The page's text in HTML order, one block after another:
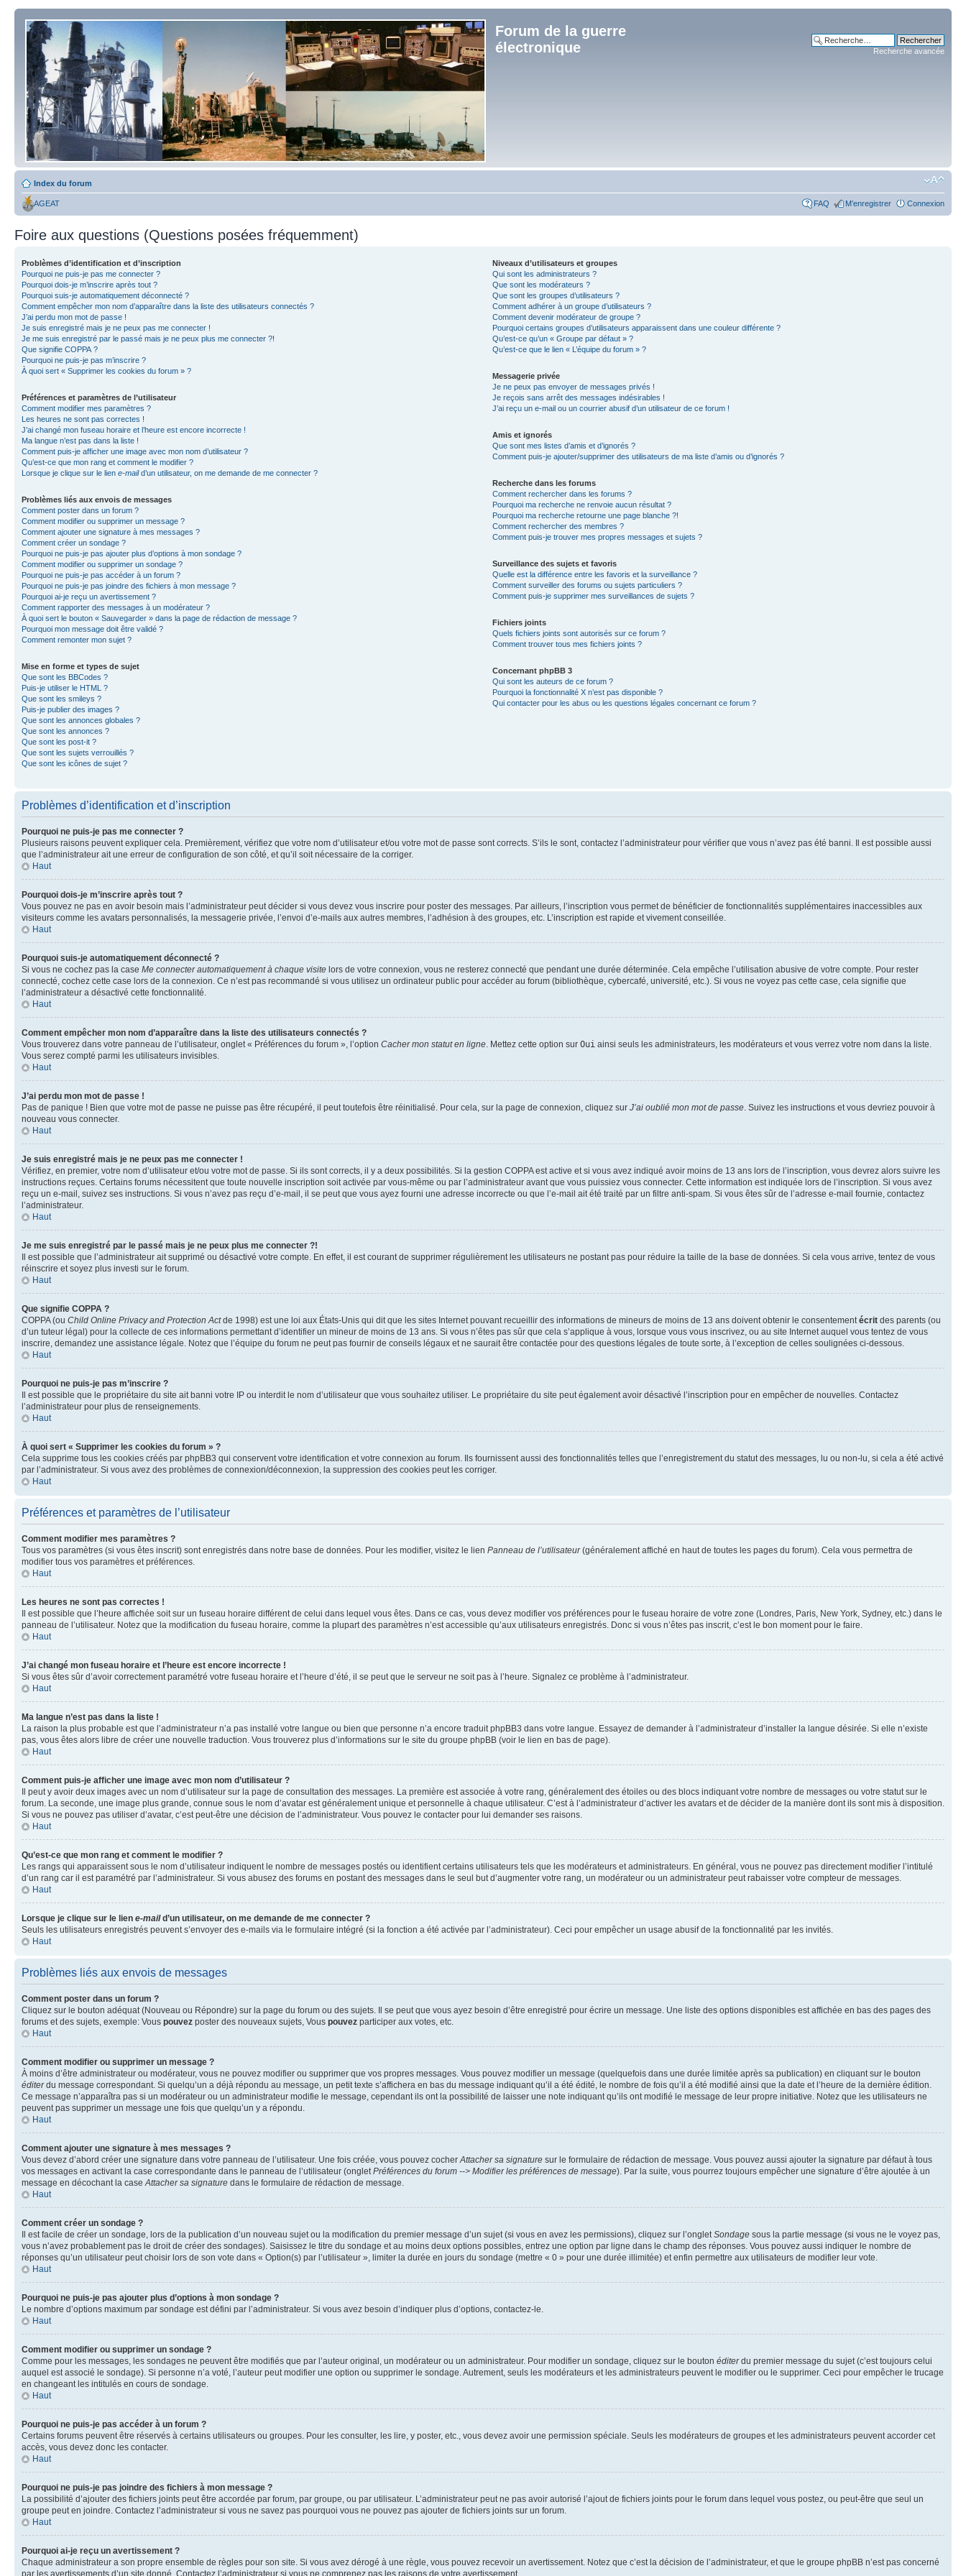
Forum de la guerre
électronique
Recherche avancée
Index du forum
AGEAT FAQ M’enregistrer Connexion
Foire aux questions (Questions posées fréquemment)
Problèmes d’identification et d’inscription
Pourquoi ne puis-je pas me connecter ?
Pourquoi dois-je m’inscrire après tout ?
Pourquoi suis-je automatiquement déconnecté ?
Comment empêcher mon nom d’apparaître dans la liste des utilisateurs connectés ?
J’ai perdu mon mot de passe !
Je suis enregistré mais je ne peux pas me connecter !
Je me suis enregistré par le passé mais je ne peux plus me connecter ?!
Que signifie COPPA ?
Pourquoi ne puis-je pas m’inscrire ?
À quoi sert « Supprimer les cookies du forum » ?
Préférences et paramètres de l’utilisateur
Comment modifier mes paramètres ?
Les heures ne sont pas correctes !
J’ai changé mon fuseau horaire et l’heure est encore incorrecte !
Ma langue n’est pas dans la liste !
Comment puis-je afficher une image avec mon nom d’utilisateur ?
Qu’est-ce que mon rang et comment le modifier ?
Lorsque je clique sur le lien e-maild’un utilisateur, on me demande de me connecter ?
Problèmes liés aux envois de messages
Comment poster dans un forum ?
Comment modifier ou supprimer un message ?
Comment ajouter une signature à mes messages ?
Comment créer un sondage ?
Pourquoi ne puis-je pas ajouter plus d’options à mon sondage ?
Comment modifier ou supprimer un sondage ?
Pourquoi ne puis-je pas accéder à un forum ?
Pourquoi ne puis-je pas joindre des fichiers à mon message ?
Pourquoi ai-je reçu un avertissement ?
Comment rapporter des messages à un modérateur ?
À quoi sert le bouton « Sauvegarder » dans la page de rédaction de message ?
Pourquoi mon message doit être validé ?
Comment remonter mon sujet ?
Mise en forme et types de sujet
Que sont les BBCodes ?
Puis-je utiliser le HTML ?
Que sont les smileys ?
Puis-je publier des images ?
Que sont les annonces globales ?
Que sont les annonces ?
Que sont les post-it ?
Que sont les sujets verrouillés ?
Que sont les icônes de sujet ?
Niveaux d’utilisateurs et groupes
Qui sont les administrateurs ?
Que sont les modérateurs ?
Que sont les groupes d’utilisateurs ?
Comment adhérer à un groupe d’utilisateurs ?
Comment devenir modérateur de groupe ?
Pourquoi certains groupes d’utilisateurs apparaissent dans une couleur différente ?
Qu’est-ce qu’un « Groupe par défaut » ?
Qu’est-ce que le lien « L’équipe du forum » ?
Messagerie privée
Je ne peux pas envoyer de messages privés !
Je reçois sans arrêt des messages indésirables !
J’ai reçu un e-mail ou un courrier abusif d’un utilisateur de ce forum !
Amis et ignorés
Que sont mes listes d’amis et d’ignorés ?
Comment puis-je ajouter/supprimer des utilisateurs de ma liste d’amis ou d’ignorés ?
Recherche dans les forums
Comment rechercher dans les forums ?
Pourquoi ma recherche ne renvoie aucun résultat ?
Pourquoi ma recherche retourne une page blanche ?!
Comment rechercher des membres ?
Comment puis-je trouver mes propres messages et sujets ?
Surveillance des sujets et favoris
Quelle est la différence entre les favoris et la surveillance ?
Comment surveiller des forums ou sujets particuliers ?
Comment puis-je supprimer mes surveillances de sujets ?
Fichiers joints
Quels fichiers joints sont autorisés sur ce forum ?
Comment trouver tous mes fichiers joints ?
Concernant phpBB 3
Qui sont les auteurs de ce forum ?
Pourquoi la fonctionnalité X n’est pas disponible ?
Qui contacter pour les abus ou les questions légales concernant ce forum ?
Problèmes d’identification et d’inscription
Pourquoi ne puis-je pas me connecter ?
Plusieurs raisons peuvent expliquer cela. Premièrement, vérifiez que votre nom d’utilisateur et/ou votre mot de passe sont corrects. S’ils le sont, contactez l’administrateur pour vérifier que vous n’avez pas été banni. Il est possible aussi
que l’administrateur ait une erreur de configuration de son côté, et qu’il soit nécessaire de la corriger.
Haut
Pourquoi dois-je m’inscrire après tout ?
Vous pouvez ne pas en avoir besoin mais l’administrateur peut décider si vous devez vous inscrire pour poster des messages. Par ailleurs, l’inscription vous permet de bénéficier de fonctionnalités supplémentaires inaccessibles aux
visiteurs comme les avatars personnalisés, la messagerie privée, l’envoi d’e-mails aux autres membres, l’adhésion à des groupes, etc. L’inscription est rapide et vivement conseillée.
Haut
Pourquoi suis-je automatiquement déconnecté ?
Si vous ne cochez pas la case Me connecter automatiquement à chaque visite lors de votre connexion, vous ne resterez connecté que pendant une durée déterminée. Cela empêche l’utilisation abusive de votre compte. Pour rester
connecté, cochez cette case lors de la connexion. Ce n’est pas recommandé si vous utilisez un ordinateur public pour accéder au forum (bibliothèque, cybercafé, université, etc.). Si vous ne voyez pas cette case, cela signifie que
l’administrateur a désactivé cette fonctionnalité.
Haut
Comment empêcher mon nom d’apparaître dans la liste des utilisateurs connectés ?
Vous trouverez dans votre panneau de l’utilisateur, onglet « Préférences du forum », l’option Cacher mon statut en ligne. Mettez cette option sur Oui ainsi seuls les administrateurs, les modérateurs et vous verrez votre nom dans la liste.
Vous serez compté parmi les utilisateurs invisibles.
Haut
J’ai perdu mon mot de passe !
Pas de panique ! Bien que votre mot de passe ne puisse pas être récupéré, il peut toutefois être réinitialisé. Pour cela, sur la page de connexion, cliquez sur J’ai oublié mon mot de passe. Suivez les instructions et vous devriez pouvoir à
nouveau vous connecter.
Haut
Je suis enregistré mais je ne peux pas me connecter !
Vérifiez, en premier, votre nom d’utilisateur et/ou votre mot de passe. Si ils sont corrects, il y a deux possibilités. Si la gestion COPPA est active et si vous avez indiqué avoir moins de 13 ans lors de l’inscription, vous devrez alors suivre les
instructions reçues. Certains forums nécessitent que toute nouvelle inscription soit activée par vous-même ou par l’administrateur avant que vous puissiez vous connecter. Cette information est indiquée lors de l’inscription. Si vous avez
reçu un e-mail, suivez ses instructions. Si vous n’avez pas reçu d’e-mail, il se peut que vous ayez fourni une adresse incorrecte ou que l’e-mail ait été traité par un filtre anti-spam. Si vous êtes sûr de l’adresse e-mail fournie, contactez
l’administrateur.
Haut
Je me suis enregistré par le passé mais je ne peux plus me connecter ?!
Il est possible que l’administrateur ait supprimé ou désactivé votre compte. En effet, il est courant de supprimer régulièrement les utilisateurs ne postant pas pour réduire la taille de la base de données. Si cela vous arrive, tentez de vous
réinscrire et soyez plus investi sur le forum.
Haut
Que signifie COPPA ?
COPPA (ou Child Online Privacy and Protection Actde 1998) est une loi aux États-Unis qui dit que les sites Internet pouvant recueillir des informations de mineurs de moins de 13 ans doivent obtenir le consentementécrit des parents (ou
d’un tuteur légal) pour la collecte de ces informations permettant d’identifier un mineur de moins de 13 ans. Si vous n’êtes pas sûr que cela s’applique à vous, lorsque vous vous inscrivez, ou au site Internet auquel vous tentez de vous
inscrire, demandez une assistance légale. Notez que l’équipe du forum ne peut pas fournir de conseils légaux et ne saurait être contactée pour des questions légales de toute sorte, à l’exception de celles soulignées ci-dessous.
Haut
Pourquoi ne puis-je pas m’inscrire ?
Il est possible que le propriétaire du site ait banni votre IP ou interdit le nom d’utilisateur que vous souhaitez utiliser. Le propriétaire du site peut également avoir désactivé l’inscription pour en empêcher de nouvelles. Contactez
l’administrateur pour plus de renseignements.
Haut
À quoi sert « Supprimer les cookies du forum » ?
Cela supprime tous les cookies créés par phpBB3 qui conservent votre identification et votre connexion au forum. Ils fournissent aussi des fonctionnalités telles que l’enregistrement du statut des messages, lu ou non-lu, si cela a été activé
par l’administrateur. Si vous avez des problèmes de connexion/déconnexion, la suppression des cookies peut les corriger.
Haut
Préférences et paramètres de l’utilisateur
Comment modifier mes paramètres ?
Tous vos paramètres (si vous êtes inscrit) sont enregistrés dans notre base de données. Pour les modifier, visitez le lien Panneau de l’utilisateur(généralement affiché en haut de toutes les pages du forum). Cela vous permettra de
modifier tous vos paramètres et préférences.
Haut
Les heures ne sont pas correctes !
Il est possible que l’heure affichée soit sur un fuseau horaire différent de celui dans lequel vous êtes. Dans ce cas, vous devez modifier vos préférences pour le fuseau horaire de votre zone (Londres, Paris, New York, Sydney, etc.) dans le
panneau de l’utilisateur. Notez que la modification du fuseau horaire, comme la plupart des paramètres n’est accessible qu’aux utilisateurs enregistrés. Donc si vous n’êtes pas inscrit, c’est le bon moment pour le faire.
Haut
J’ai changé mon fuseau horaire et l’heure est encore incorrecte !
Si vous êtes sûr d’avoir correctement paramétré votre fuseau horaire et l’heure d’été, il se peut que le serveur ne soit pas à l’heure. Signalez ce problème à l’administrateur.
Haut
Ma langue n’est pas dans la liste !
La raison la plus probable est que l’administrateur n’a pas installé votre langue ou bien que personne n’a encore traduit phpBB3 dans votre langue. Essayez de demander à l’administrateur d’installer la langue désirée. Si elle n’existe
pas, vous êtes alors libre de créer une nouvelle traduction. Vous trouverez plus d’informations sur le site du groupe phpBB (voir le lien en bas de page).
Haut
Comment puis-je afficher une image avec mon nom d’utilisateur ?
Il peut y avoir deux images avec un nom d’utilisateur sur la page de consultation des messages. La première est associée à votre rang, généralement des étoiles ou des blocs indiquant votre nombre de messages ou votre statut sur le
forum. La seconde, une image plus grande, connue sous le nom d’avatar est généralement unique et personnelle à chaque utilisateur. C’est à l’administrateur d’activer les avatars et de décider de la manière dont ils sont mis à disposition.
Si vous ne pouvez pas utiliser d’avatar, c’est peut-être une décision de l’administrateur. Vous pouvez le contacter pour lui demander ses raisons.
Haut
Qu’est-ce que mon rang et comment le modifier ?
Les rangs qui apparaissent sous le nom d’utilisateur indiquent le nombre de messages postés ou identifient certains utilisateurs tels que les modérateurs et administrateurs. En général, vous ne pouvez pas directement modifier l’intitulé
d’un rang car il est paramétré par l’administrateur. Si vous abusez des forums en postant des messages dans le seul but d’augmenter votre rang, un modérateur ou un administrateur peut rabaisser votre compteur de messages.
Haut
Lorsque je clique sur le lien e-maild’un utilisateur, on me demande de me connecter ?
Seuls les utilisateurs enregistrés peuvent s’envoyer des e-mails via le formulaire intégré (si la fonction a été activée par l’administrateur). Ceci pour empêcher un usage abusif de la fonctionnalité par les invités.
Haut
Problèmes liés aux envois de messages
Comment poster dans un forum ?
Cliquez sur le bouton adéquat (Nouveau ou Répondre) sur la page du forum ou des sujets. Il se peut que vous ayez besoin d’être enregistré pour écrire un message. Une liste des options disponibles est affichée en bas des pages des
forums et des sujets, exemple: Vous pouvez poster des nouveaux sujets, Vous pouvez participer aux votes, etc.
Haut
Comment modifier ou supprimer un message ?
À moins d’être administrateur ou modérateur, vous ne pouvez modifier ou supprimer que vos propres messages. Vous pouvez modifier un message (quelquefois dans une durée limitée après sa publication) en cliquant sur le bouton
éditerdu message correspondant. Si quelqu’un a déjà répondu au message, un petit texte s’affichera en bas du message indiquant qu’il a été édité, le nombre de fois qu’il a été modifié ainsi que la date et l’heure de la dernière édition.
Ce message n’apparaîtra pas si un modérateur ou un administrateur modifie le message, cependant ils ont la possibilité de laisser une note indiquant qu’ils ont modifié le message de leur propre initiative. Notez que les utilisateurs ne
peuvent pas supprimer un message une fois que quelqu’un y a répondu.
Haut
Comment ajouter une signature à mes messages ?
Vous devez d’abord créer une signature dans votre panneau de l’utilisateur. Une fois créée, vous pouvez cocherAttacher sa signature sur le formulaire de rédaction de message. Vous pouvez aussi ajouter la signature par défaut à tous
vos messages en activant la case correspondante dans le panneau de l’utilisateur (ongletPréférences du forum --> Modifier les préférences de message). Par la suite, vous pourrez toujours empêcher une signature d’être ajoutée à un
message en décochant la caseAttacher sa signature dans le formulaire de rédaction de message.
Haut
Comment créer un sondage ?
Il est facile de créer un sondage, lors de la publication d’un nouveau sujet ou la modification du premier message d’un sujet (si vous en avez les permissions), cliquez sur l’ongletSondage sous la partie message (si vous ne le voyez pas,
vous n’avez probablement pas le droit de créer des sondages). Saisissez le titre du sondage et au moins deux options possibles, entrez une option par ligne dans le champ des réponses. Vous pouvez aussi indiquer le nombre de
réponses qu’un utilisateur peut choisir lors de son vote dans « Option(s) par l’utilisateur », limiter la durée en jours du sondage (mettre « 0 » pour une durée illimitée) et enfin permettre aux utilisateurs de modifier leur vote.
Haut
Pourquoi ne puis-je pas ajouter plus d’options à mon sondage ?
Le nombre d’options maximum par sondage est défini par l’administrateur. Si vous avez besoin d’indiquer plus d’options, contactez-le.
Haut
Comment modifier ou supprimer un sondage ?
Comme pour les messages, les sondages ne peuvent être modifiés que par l’auteur original, un modérateur ou un administrateur. Pour modifier un sondage, cliquez sur le bouton éditerdu premier message du sujet (c’est toujours celui
auquel est associé le sondage). Si personne n’a voté, l’auteur peut modifier une option ou supprimer le sondage. Autrement, seuls les modérateurs et les administrateurs peuvent le modifier ou le supprimer. Ceci pour empêcher le trucage
en changeant les intitulés en cours de sondage.
Haut
Pourquoi ne puis-je pas accéder à un forum ?
Certains forums peuvent être réservés à certains utilisateurs ou groupes. Pour les consulter, les lire, y poster, etc., vous devez avoir une permission spéciale. Seuls les modérateurs de groupes et les administrateurs peuvent accorder cet
accès, vous devez donc les contacter.
Haut
Pourquoi ne puis-je pas joindre des fichiers à mon message ?
La possibilité d’ajouter des fichiers joints peut être accordée par forum, par groupe, ou par utilisateur. L’administrateur peut ne pas avoir autorisé l’ajout de fichiers joints pour le forum dans lequel vous postez, ou peut-être que seul un
groupe peut en joindre. Contactez l’administrateur si vous ne savez pas pourquoi vous ne pouvez pas ajouter de fichiers joints sur un forum.
Haut
Pourquoi ai-je reçu un avertissement ?
Chaque administrateur a son propre ensemble de règles pour son site. Si vous avez dérogé à une règle, vous pouvez recevoir un avertissement. Notez que c’est la décision de l’administrateur, et que le groupe phpBB n’est pas concerné
par les avertissements d’un site donné. Contactez l’administrateur si vous ne comprenez pas les raisons de votre avertissement.